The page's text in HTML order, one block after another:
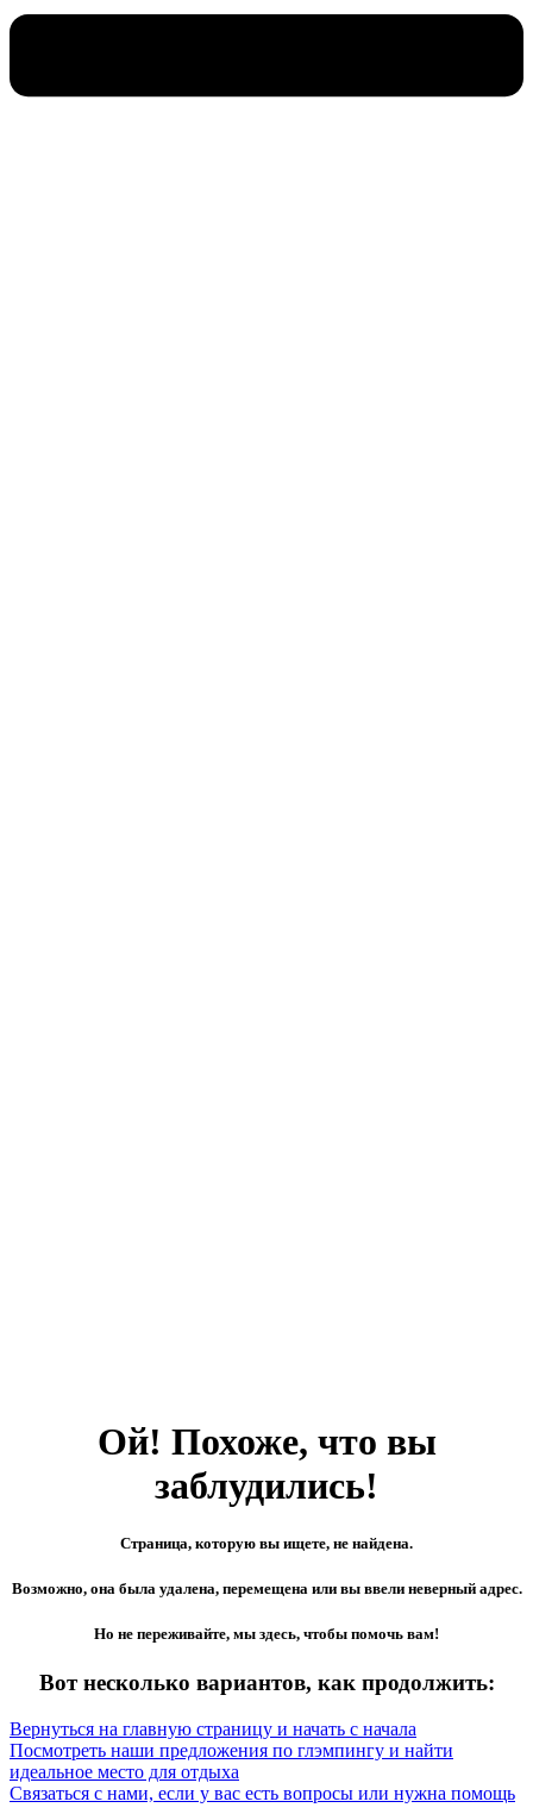
Ой! Похоже, что вы
заблудились!
Страница, которую вы ищете, не найдена.
Возможно, она была удалена, перемещена или вы ввели неверный адрес.
Но не переживайте, мы здесь, чтобы помочь вам!
Вот несколько вариантов, как продолжить:
Вернуться на главную страницу и начать с начала
Посмотреть наши предложения по глэмпингу и найти
идеальное место для отдыха
Связаться с нами, если у вас есть вопросы или нужна помощь